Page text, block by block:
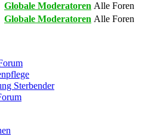
Globale Moderatoren Alle Foren
Globale Moderatoren Alle Foren
Sterbender